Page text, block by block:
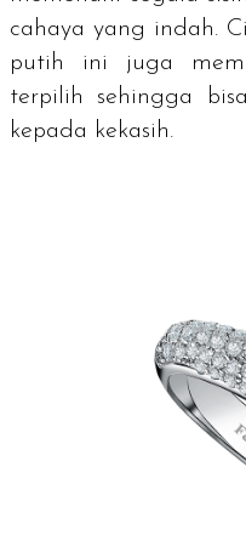
cahaya yang indah.
putih ini juga
terpilih sehingga
kepada kekasih.